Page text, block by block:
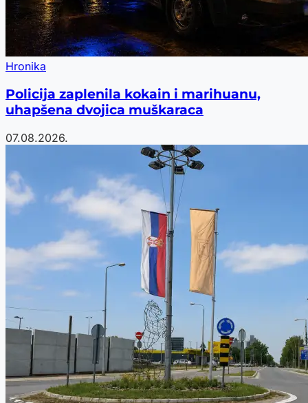
Hronika
Policija zaplenila kokain i marihuanu,
uhapšena dvojica muškaraca
07.08.2026.